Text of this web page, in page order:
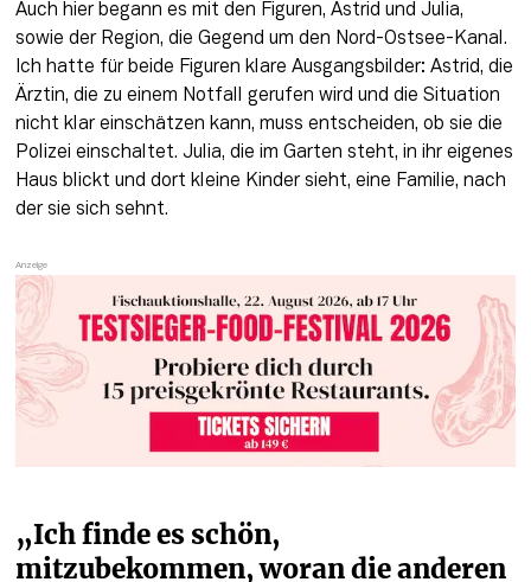
Auch hier begann es mit den Figuren, Astrid und Julia,
sowie der Region, die Gegend um den Nord-Ostsee-Kanal.
Ich hatte für beide Figuren klare Ausgangsbilder: Astrid, die
Ärztin, die zu einem Notfall gerufen wird und die Situation
nicht klar einschätzen kann, muss entscheiden, ob sie die
Polizei einschaltet. Julia, die im Garten steht, in ihr eigenes
Haus blickt und dort kleine Kinder sieht, eine Familie, nach
der sie sich sehnt.
„Ich finde es schön,
mitzubekommen, woran die anderen